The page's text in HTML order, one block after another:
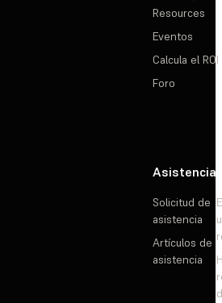
Resources
Eventos
Calcula el ROI
Foro
Asistencia
Solicitud de
asistencia
Artículos de
asistencia